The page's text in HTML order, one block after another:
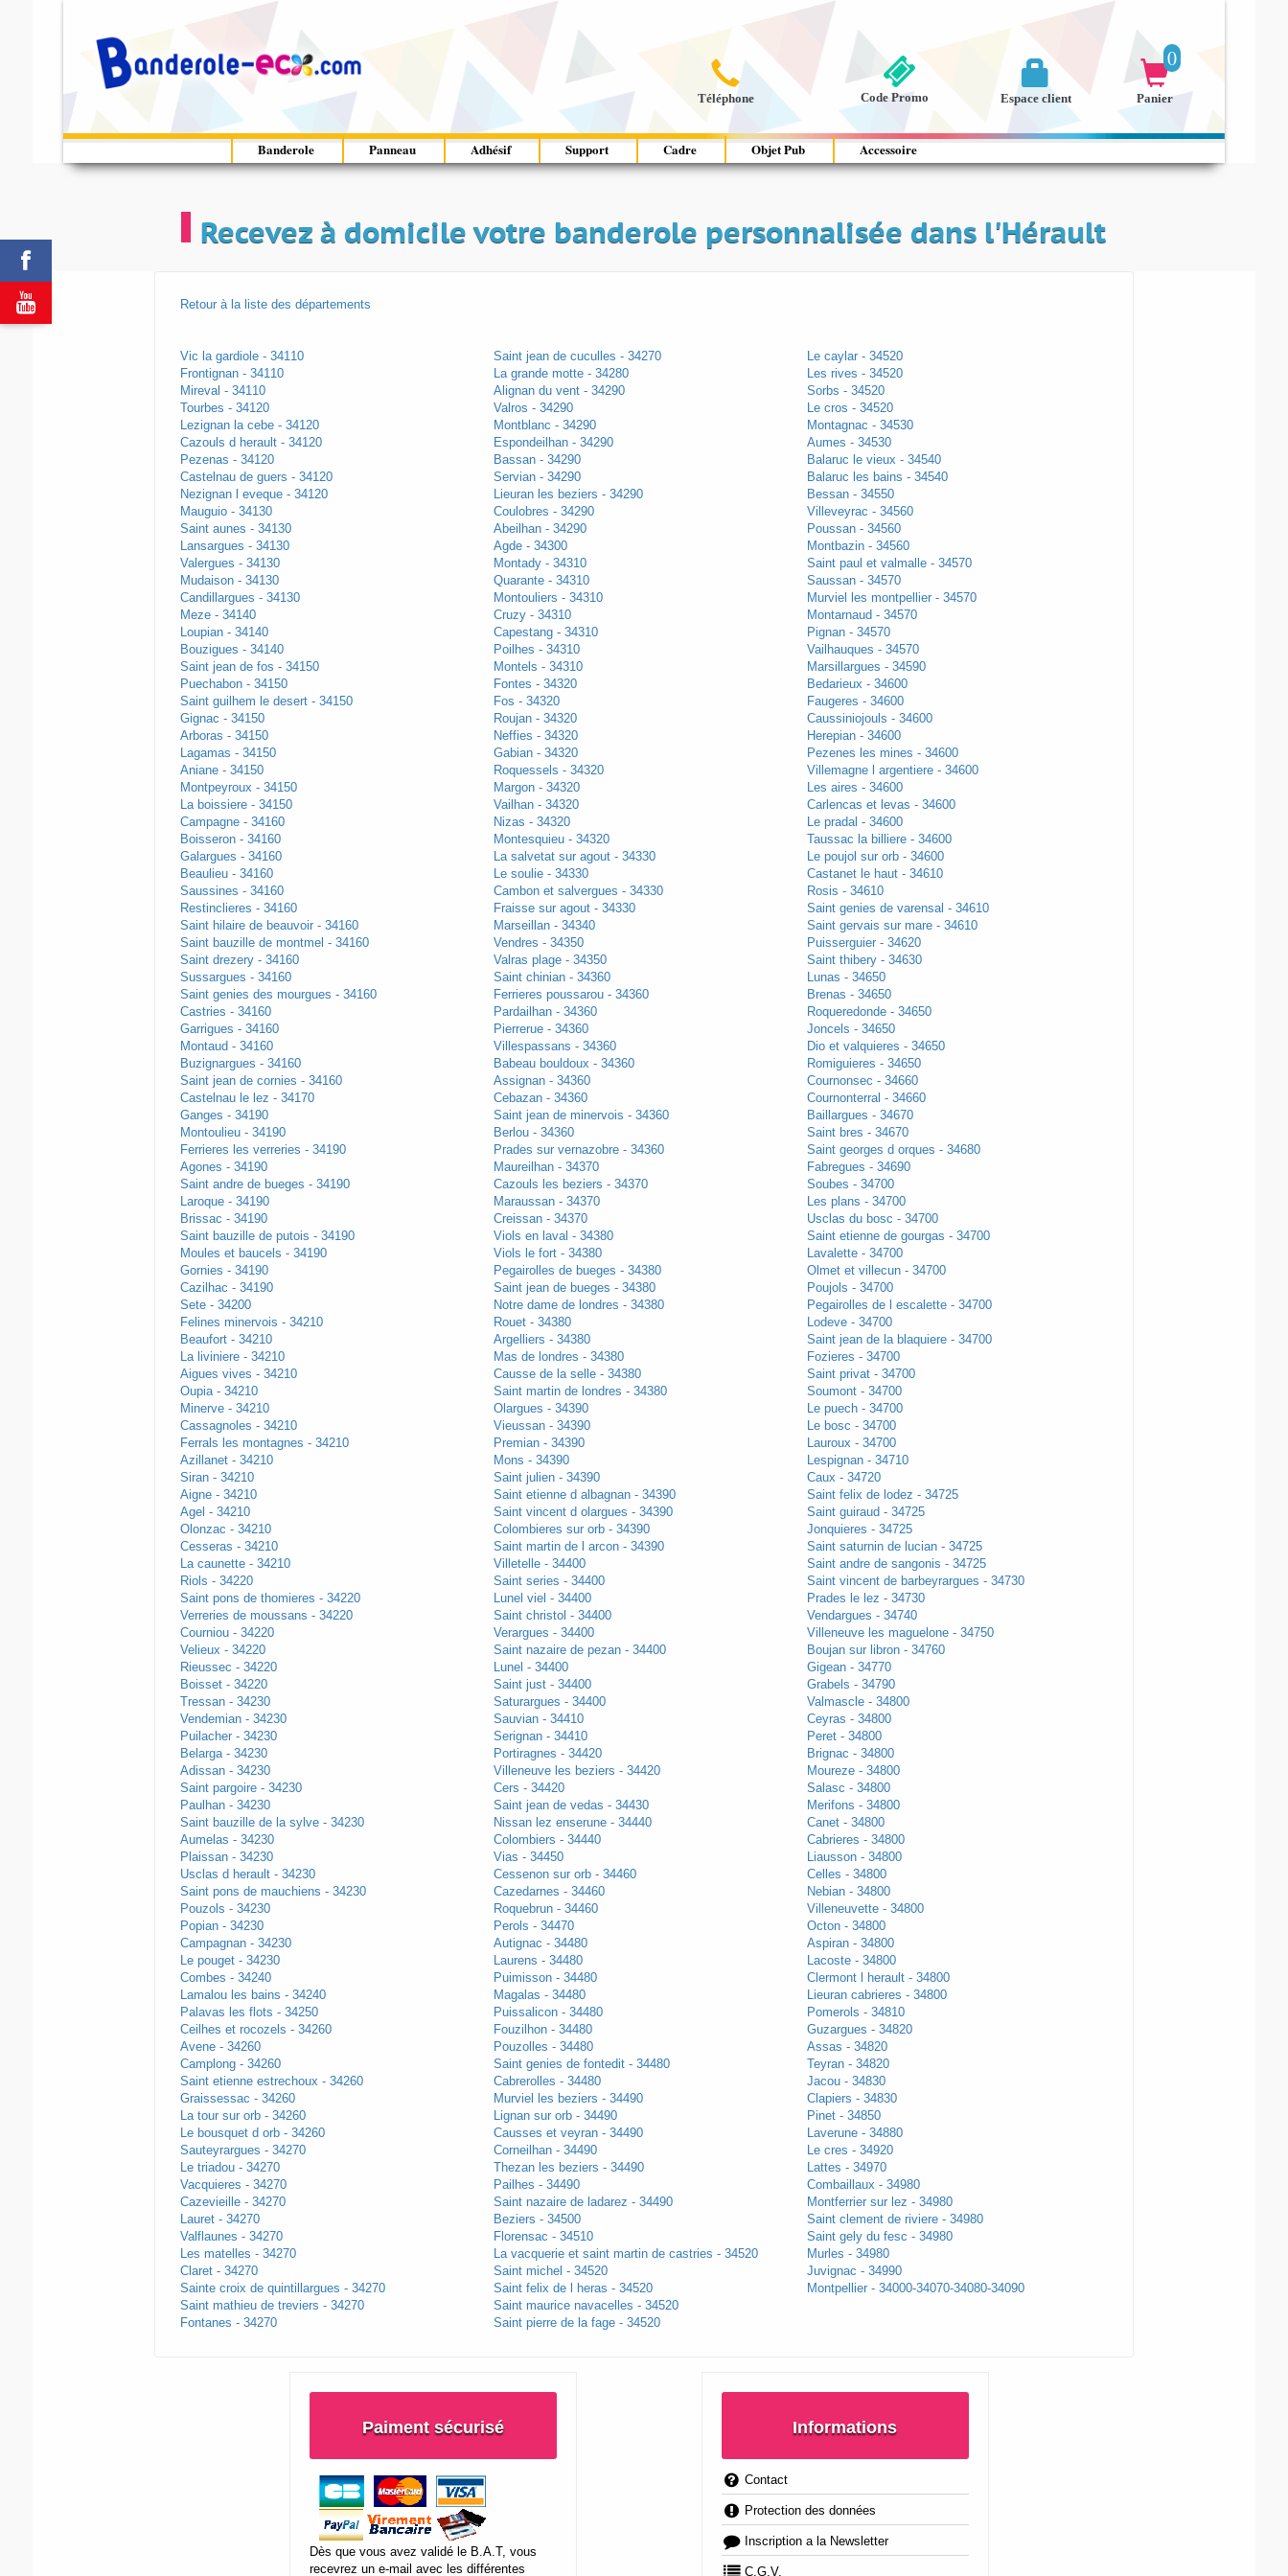



Téléphone
0

Panier

Espace client
Code Promo
Banderole Panneau Adhésif Support Cadre Objet Pub Accessoire
Recevez à domicile votre banderole personnalisée dans l'Hérault
Retour à la liste des départements
Vic la gardiole - 34110
Frontignan - 34110
Mireval - 34110
Tourbes - 34120
Lezignan la cebe - 34120
Cazouls d herault - 34120
Pezenas - 34120
Castelnau de guers - 34120
Nezignan l eveque - 34120
Mauguio - 34130
Saint aunes - 34130
Lansargues - 34130
Valergues - 34130
Mudaison - 34130
Candillargues - 34130
Meze - 34140
Loupian - 34140
Bouzigues - 34140
Saint jean de fos - 34150
Puechabon - 34150
Saint guilhem le desert - 34150
Gignac - 34150
Arboras - 34150
Lagamas - 34150
Aniane - 34150
Montpeyroux - 34150
La boissiere - 34150
Campagne - 34160
Boisseron - 34160
Galargues - 34160
Beaulieu - 34160
Saussines - 34160
Restinclieres - 34160
Saint hilaire de beauvoir - 34160
Saint bauzille de montmel - 34160
Saint drezery - 34160
Sussargues - 34160
Saint genies des mourgues - 34160
Castries - 34160
Garrigues - 34160
Montaud - 34160
Buzignargues - 34160
Saint jean de cornies - 34160
Castelnau le lez - 34170
Ganges - 34190
Montoulieu - 34190
Ferrieres les verreries - 34190
Agones - 34190
Saint andre de bueges - 34190
Laroque - 34190
Brissac - 34190
Saint bauzille de putois - 34190
Moules et baucels - 34190
Gornies - 34190
Cazilhac - 34190
Sete - 34200
Felines minervois - 34210
Beaufort - 34210
La liviniere - 34210
Aigues vives - 34210
Oupia - 34210
Minerve - 34210
Cassagnoles - 34210
Ferrals les montagnes - 34210
Azillanet - 34210
Siran - 34210
Aigne - 34210
Agel - 34210
Olonzac - 34210
Cesseras - 34210
La caunette - 34210
Riols - 34220
Saint pons de thomieres - 34220
Verreries de moussans - 34220
Courniou - 34220
Velieux - 34220
Rieussec - 34220
Boisset - 34220
Tressan - 34230
Vendemian - 34230
Puilacher - 34230
Belarga - 34230
Adissan - 34230
Saint pargoire - 34230
Paulhan - 34230
Saint bauzille de la sylve - 34230
Aumelas - 34230
Plaissan - 34230
Usclas d herault - 34230
Saint pons de mauchiens - 34230
Pouzols - 34230
Popian - 34230
Campagnan - 34230
Le pouget - 34230
Combes - 34240
Lamalou les bains - 34240
Palavas les flots - 34250
Ceilhes et rocozels - 34260
Avene - 34260
Camplong - 34260
Saint etienne estrechoux - 34260
Graissessac - 34260
La tour sur orb - 34260
Le bousquet d orb - 34260
Sauteyrargues - 34270
Le triadou - 34270
Vacquieres - 34270
Cazevieille - 34270
Lauret - 34270
Valflaunes - 34270
Les matelles - 34270
Claret - 34270
Sainte croix de quintillargues - 34270
Saint mathieu de treviers - 34270
Fontanes - 34270
Saint jean de cuculles - 34270
La grande motte - 34280
Alignan du vent - 34290
Valros - 34290
Montblanc - 34290
Espondeilhan - 34290
Bassan - 34290
Servian - 34290
Lieuran les beziers - 34290
Coulobres - 34290
Abeilhan - 34290
Agde - 34300
Montady - 34310
Quarante - 34310
Montouliers - 34310
Cruzy - 34310
Capestang - 34310
Poilhes - 34310
Montels - 34310
Fontes - 34320
Fos - 34320
Roujan - 34320
Neffies - 34320
Gabian - 34320
Roquessels - 34320
Margon - 34320
Vailhan - 34320
Nizas - 34320
Montesquieu - 34320
La salvetat sur agout - 34330
Le soulie - 34330
Cambon et salvergues - 34330
Fraisse sur agout - 34330
Marseillan - 34340
Vendres - 34350
Valras plage - 34350
Saint chinian - 34360
Ferrieres poussarou - 34360
Pardailhan - 34360
Pierrerue - 34360
Villespassans - 34360
Babeau bouldoux - 34360
Assignan - 34360
Cebazan - 34360
Saint jean de minervois - 34360
Berlou - 34360
Prades sur vernazobre - 34360
Maureilhan - 34370
Cazouls les beziers - 34370
Maraussan - 34370
Creissan - 34370
Viols en laval - 34380
Viols le fort - 34380
Pegairolles de bueges - 34380
Saint jean de bueges - 34380
Notre dame de londres - 34380
Rouet - 34380
Argelliers - 34380
Mas de londres - 34380
Causse de la selle - 34380
Saint martin de londres - 34380
Olargues - 34390
Vieussan - 34390
Premian - 34390
Mons - 34390
Saint julien - 34390
Saint etienne d albagnan - 34390
Saint vincent d olargues - 34390
Colombieres sur orb - 34390
Saint martin de l arcon - 34390
Villetelle - 34400
Saint series - 34400
Lunel viel - 34400
Saint christol - 34400
Verargues - 34400
Saint nazaire de pezan - 34400
Lunel - 34400
Saint just - 34400
Saturargues - 34400
Sauvian - 34410
Serignan - 34410
Portiragnes - 34420
Villeneuve les beziers - 34420
Cers - 34420
Saint jean de vedas - 34430
Nissan lez enserune - 34440
Colombiers - 34440
Vias - 34450
Cessenon sur orb - 34460
Cazedarnes - 34460
Roquebrun - 34460
Perols - 34470
Autignac - 34480
Laurens - 34480
Puimisson - 34480
Magalas - 34480
Puissalicon - 34480
Fouzilhon - 34480
Pouzolles - 34480
Saint genies de fontedit - 34480
Cabrerolles - 34480
Murviel les beziers - 34490
Lignan sur orb - 34490
Causses et veyran - 34490
Corneilhan - 34490
Thezan les beziers - 34490
Pailhes - 34490
Saint nazaire de ladarez - 34490
Beziers - 34500
Florensac - 34510
La vacquerie et saint martin de castries - 34520
Saint michel - 34520
Saint felix de l heras - 34520
Saint maurice navacelles - 34520
Saint pierre de la fage - 34520
Le caylar - 34520
Les rives - 34520
Sorbs - 34520
Le cros - 34520
Montagnac - 34530
Aumes - 34530
Balaruc le vieux - 34540
Balaruc les bains - 34540
Bessan - 34550
Villeveyrac - 34560
Poussan - 34560
Montbazin - 34560
Saint paul et valmalle - 34570
Saussan - 34570
Murviel les montpellier - 34570
Montarnaud - 34570
Pignan - 34570
Vailhauques - 34570
Marsillargues - 34590
Bedarieux - 34600
Faugeres - 34600
Caussiniojouls - 34600
Herepian - 34600
Pezenes les mines - 34600
Villemagne l argentiere - 34600
Les aires - 34600
Carlencas et levas - 34600
Le pradal - 34600
Taussac la billiere - 34600
Le poujol sur orb - 34600
Castanet le haut - 34610
Rosis - 34610
Saint genies de varensal - 34610
Saint gervais sur mare - 34610
Puisserguier - 34620
Saint thibery - 34630
Lunas - 34650
Brenas - 34650
Roqueredonde - 34650
Joncels - 34650
Dio et valquieres - 34650
Romiguieres - 34650
Cournonsec - 34660
Cournonterral - 34660
Baillargues - 34670
Saint bres - 34670
Saint georges d orques - 34680
Fabregues - 34690
Soubes - 34700
Les plans - 34700
Usclas du bosc - 34700
Saint etienne de gourgas - 34700
Lavalette - 34700
Olmet et villecun - 34700
Poujols - 34700
Pegairolles de l escalette - 34700
Lodeve - 34700
Saint jean de la blaquiere - 34700
Fozieres - 34700
Saint privat - 34700
Soumont - 34700
Le puech - 34700
Le bosc - 34700
Lauroux - 34700
Lespignan - 34710
Caux - 34720
Saint felix de lodez - 34725
Saint guiraud - 34725
Jonquieres - 34725
Saint saturnin de lucian - 34725
Saint andre de sangonis - 34725
Saint vincent de barbeyrargues - 34730
Prades le lez - 34730
Vendargues - 34740
Villeneuve les maguelone - 34750
Boujan sur libron - 34760
Gigean - 34770
Grabels - 34790
Valmascle - 34800
Ceyras - 34800
Peret - 34800
Brignac - 34800
Moureze - 34800
Salasc - 34800
Merifons - 34800
Canet - 34800
Cabrieres - 34800
Liausson - 34800
Celles - 34800
Nebian - 34800
Villeneuvette - 34800
Octon - 34800
Aspiran - 34800
Lacoste - 34800
Clermont l herault - 34800
Lieuran cabrieres - 34800
Pomerols - 34810
Guzargues - 34820
Assas - 34820
Teyran - 34820
Jacou - 34830
Clapiers - 34830
Pinet - 34850
Laverune - 34880
Le cres - 34920
Lattes - 34970
Combaillaux - 34980
Montferrier sur lez - 34980
Saint clement de riviere - 34980
Saint gely du fesc - 34980
Murles - 34980
Juvignac - 34990
Montpellier - 34000-34070-34080-34090
Paiment sécurisé
Dès que vous avez validé le B.A.T, vous
recevrez un e-mail avec les différentes
Informations
Contact
Protection des données
Inscription a la Newsletter
C.G.V.